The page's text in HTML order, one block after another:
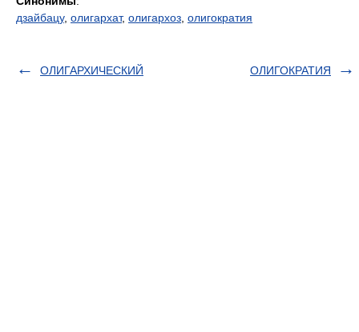
дзайбацу, олигархат, олигархоз олигократия
ОЛИГАРХИЧЕСКИЙ ОЛИГОКРАТИЯ